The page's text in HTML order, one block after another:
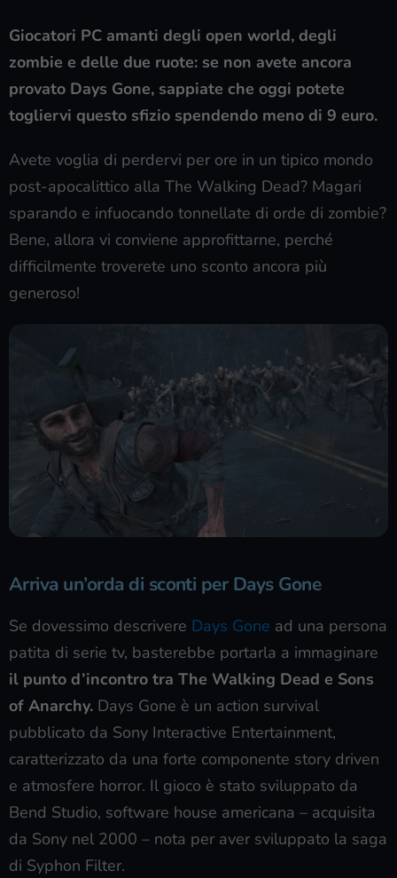
Giocatori PC amanti degli open world, degli
zombie e delle due ruote: se non avete ancora
provato Days Gone, sappiate che oggi potete
togliervi questo sfizio spendendo meno di 9 euro.
Avete voglia di perdervi per ore in un tipico mondo
post-apocalittico alla The Walking Dead? Magari
sparando e infuocando tonnellate di orde di zombie?
Bene, allora vi conviene approfittarne, perché
difficilmente troverete uno sconto ancora più
generoso!
Arriva un’orda di sconti per Days Gone
Se dovessimo descrivere Days Gone ad una persona
patita di serie tv, basterebbe portarla a immaginare
il punto d’incontro tra The Walking Dead e Sons
of Anarchy. Days Gone è un action survival
pubblicato da Sony Interactive Entertainment,
caratterizzato da una forte componente story driven
e atmosfere horror. Il gioco è stato sviluppato da
Bend Studio, software house americana – acquisita
da Sony nel 2000 – nota per aver sviluppato la saga
di Syphon Filter.